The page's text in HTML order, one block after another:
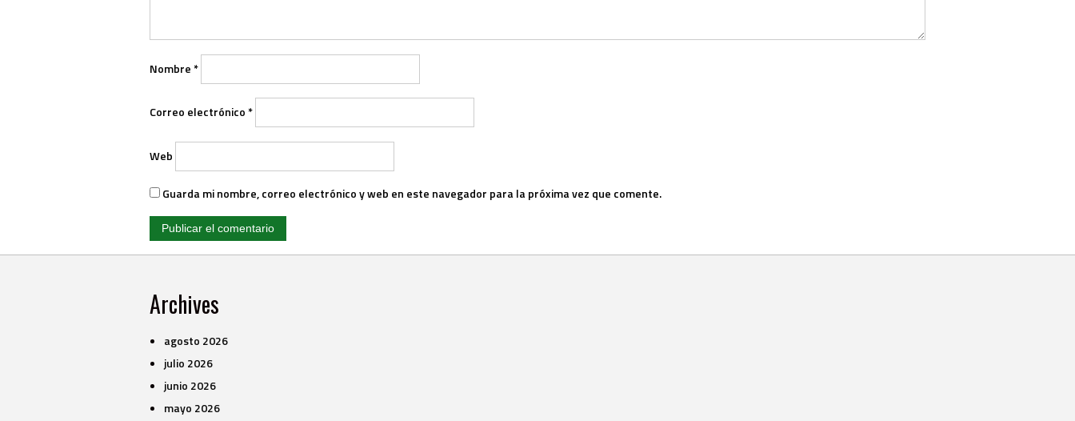
Nombre*
Correo electrónico*
Web
Guarda mi nombre, correo electrónico y web en este navegador para la próxima vez que comente.
Archives
agosto 2026
julio 2026
junio 2026
mayo 2026